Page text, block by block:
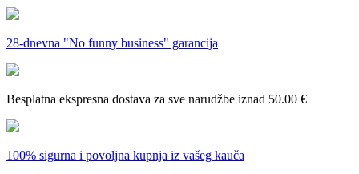
28-dnevna "No funny business" garancija
Besplatna ekspresna dostava za sve narudžbe iznad 50.00 €
100% sigurna i povoljna kupnja iz vašeg kauča